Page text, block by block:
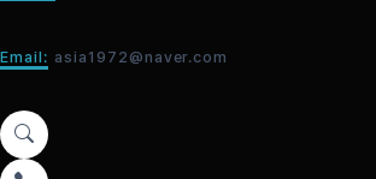
Email: asia1972@naver.com